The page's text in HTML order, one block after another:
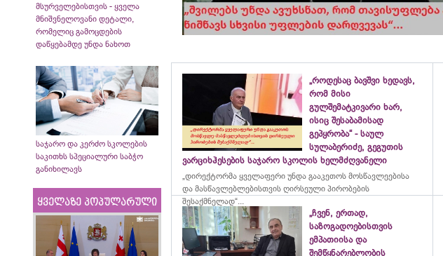
მსურველებისთვის - ყველა
მნიშვნელოვანი დეტალი,
რომელიც გამოცდების
დაწყებამდე უნდა ნახოთ
საჯარო და კერძო სკოლების
საკითხს სპეციალური საბჭო
განიხილავს
ყველაზე პოპულარული
„როდესაც ბავშვი ხედავს,
რომ მისი
გულშემატკივარი ხარ,
ისიც შესაბამისად
გეპყრობა“ - საულ
სულაბერიძე, გეგუთის
ვარციხჰესების საჯარო სკოლის ხელმძღვანელი
„დირექტორმა ყველაფერი უნდა გააკეთოს მოსწავლეებისა
და მასწავლებლებისთვის ღირსეული პირობების
შესაქმნელად“...
„ჩვენ, ერთად,
საზოგადოებისთვის
ემპათიისა და
შემწყნარებლობის